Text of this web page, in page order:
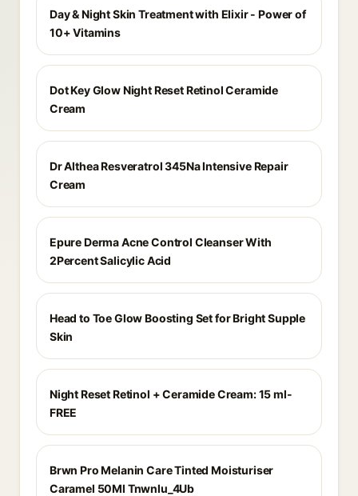
Day & Night Skin Treatment with Elixir - Power of
10+ Vitamins
Dot Key Glow Night Reset Retinol Ceramide
Cream
Dr Althea Resveratrol 345Na Intensive Repair
Cream
Epure Derma Acne Control Cleanser With
2Percent Salicylic Acid
Head to Toe Glow Boosting Set for Bright Supple
Skin
Night Reset Retinol + Ceramide Cream: 15 ml-
FREE
Brwn Pro Melanin Care Tinted Moisturiser
Caramel 50Ml Tnwnlu_4Ub